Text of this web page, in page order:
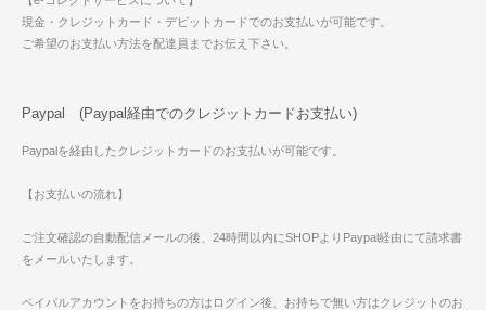
現金・クレジットカード・デビットカードでのお支払いが可能です。
ご希望のお支払い方法を配達員までお伝え下さい。
Paypal (Paypal経由でのクレジットカードお支払い)
Paypalを経由したクレジットカードのお支払いが可能です。
【お支払いの流れ】
ご注文確認の自動配信メールの後、24時間以内にSHOPよりPaypal経由にて請求書
をメールいたします。
ペイパルアカウントをお持ちの方はログイン後、お持ちで無い方はクレジットのお